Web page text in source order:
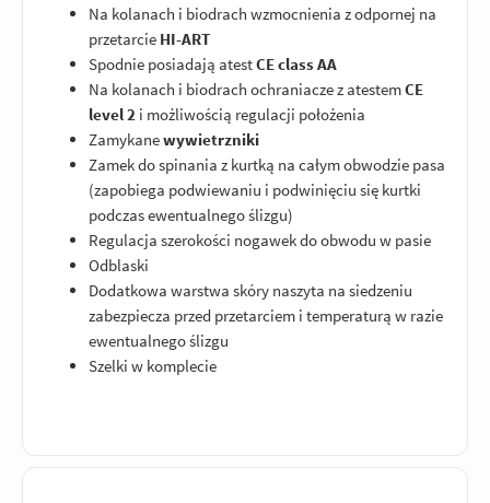
Na kolanach i biodrach wzmocnienia z odpornej na
przetarcie HI-ART
Spodnie posiadają atestCE class AA
Na kolanach i biodrach ochraniacze z atestemCE
level 2 i możliwością regulacji położenia
Zamykanewywietrzniki
Zamek do spinania z kurtką na całym obwodzie pasa
(zapobiega podwiewaniu i podwinięciu się kurtki
podczas ewentualnego ślizgu)
Regulacja szerokości nogawek do obwodu w pasie
Odblaski
Dodatkowa warstwa skóry naszyta na siedzeniu
zabezpiecza przed przetarciem i temperaturą w razie
ewentualnego ślizgu
Szelki w komplecie